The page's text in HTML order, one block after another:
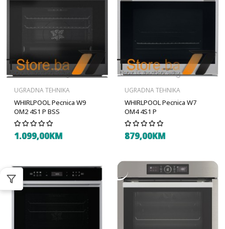
UGRADNA TEHNIKA
WHIRLPOOL Pecnica W9
OM2 4S1 P BSS
1.099,00KM
UGRADNA TEHNIKA
WHIRLPOOL Pecnica W7
OM4 4S1 P
879,00KM